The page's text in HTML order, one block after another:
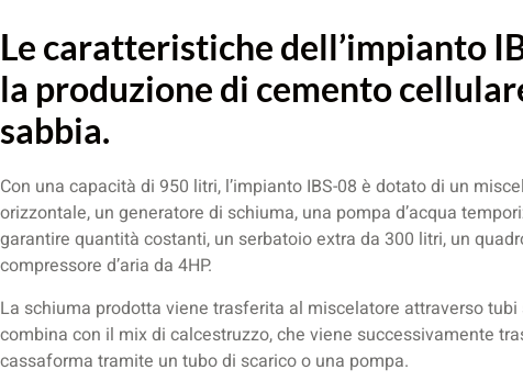
Le caratteristiche dell’impianto
la produzione di cemento
sabbia.
Con una capacità di 950 litri, l’impianto IBS-08 è dotato di un
orizzontale, un generatore di schiuma, una pompa d’acqua
garantire quantità costanti, un serbatoio extra da 300 litri, un
compressore d’aria da 4HP.
La schiuma prodotta viene trasferita al miscelatore attraverso tubi
combina con il mix di calcestruzzo, che viene successivamente
cassaforma tramite un tubo di scarico o una pompa.